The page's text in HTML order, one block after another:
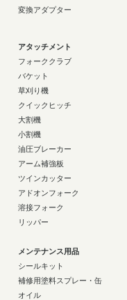
変換アダプター
アタッチメント
フォーククラブ
バケット
草刈り機
クイックヒッチ
大割機
小割機
油圧ブレーカー
アーム補強板
ツインカッター
アドオンフォーク
溶接フォーク
リッパー
メンテナンス用品
シールキット
補修用塗料スプレー・缶
オイル